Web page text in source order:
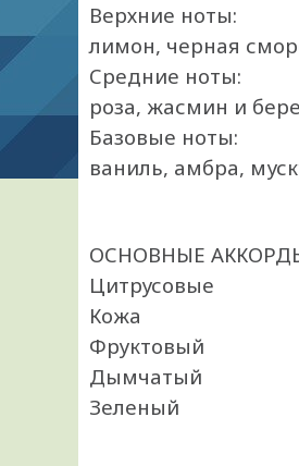
Верхние ноты:
лимон, черная
Средние ноты:
роза, жасмин и
Базовые ноты:
ваниль, амбра,
ОСНОВНЫЕ
Цитрусовые
Кожа
Фруктовый
Дымчатый
Зеленый